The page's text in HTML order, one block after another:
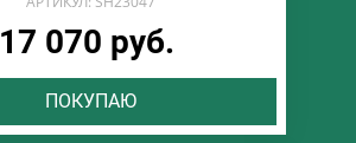
17 070 руб.
ПОКУПАЮ